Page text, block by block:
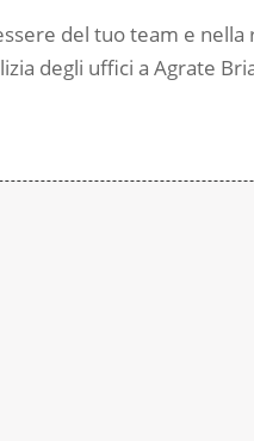
del tuo team e
degli uffici a Agrate